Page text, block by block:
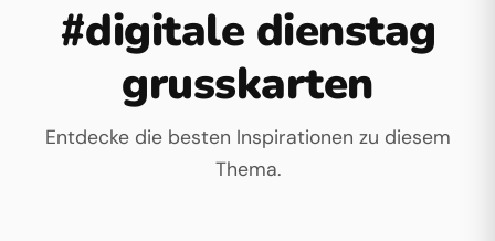
#digitale dienstag
grusskarten
Entdecke die besten Inspirationen zu diesem
Thema.